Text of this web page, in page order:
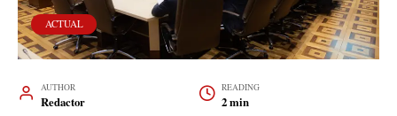
ACTUAL
AUTHOR
Redactor
READING
2 min